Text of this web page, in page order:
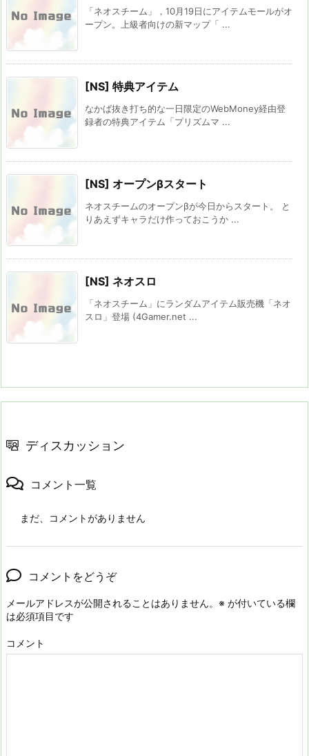
「ネオスチーム」，10月19日にアイテムモールがオ
ープン。上級者向けの新マップ「 ...
[NS] 特典アイテム
なかば抜き打ち的な一日限定のWebMoney経由登
録者の特典アイテム「プリズムマ ...
[NS] オープンβスタート
ネオスチームのオープンβが今日からスタート。 と
りあえずキャラだけ作っておこうか ...
[NS] ネオスロ
「ネオスチーム」にランダムアイテム販売機「ネオ
スロ」登場 (4Gamer.net ...
ディスカッション
コメント一覧
まだ、コメントがありません
コメントをどうぞ
メールアドレスが公開されることはありません。 ※ が付いている欄
は必須項目です
コメント